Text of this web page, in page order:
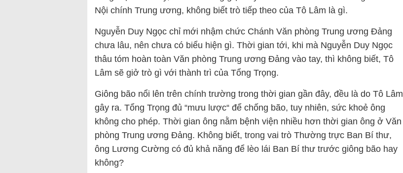
Nội chính Trung ương, không biết trò tiếp theo của Tô Lâm là gì.
Nguyễn Duy Ngọc chỉ mới nhậm chức Chánh Văn phòng Trung ương Đảng
chưa lâu, nên chưa có biểu hiện gì. Thời gian tới, khi mà Nguyễn Duy Ngọc
thâu tóm hoàn toàn Văn phòng Trung ương Đảng vào tay, thì không biết, Tô
Lâm sẽ giở trò gì với thành trì của Tổng Trọng.
Giông bão nổi lên trên chính trường trong thời gian gần đây, đều là do Tô Lâm
gây ra. Tổng Trọng đủ “mưu lược“ để chống bão, tuy nhiên, sức khoẻ ông
không cho phép. Thời gian ông nằm bệnh viện nhiều hơn thời gian ông ở Văn
phòng Trung ương Đảng. Không biết, trong vai trò Thường trực Ban Bí thư,
ông Lương Cường có đủ khả năng để lèo lái Ban Bí thư trước giông bão hay
không?